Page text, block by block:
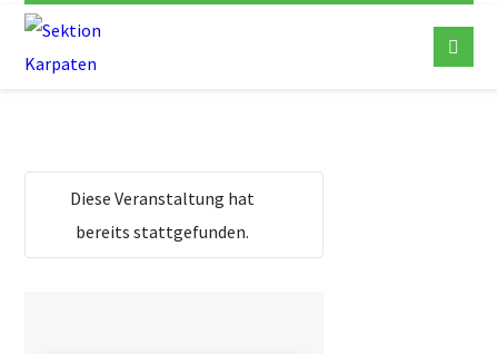
Diese Veranstaltung hat
bereits stattgefunden.